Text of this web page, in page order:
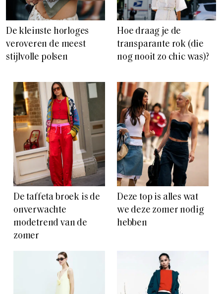
De kleinste horloges
veroveren de meest
stijlvolle polsen
Hoe draag je de
transparante rok (die
nog nooit zo chic was)?
De taffeta broek is de
onverwachte
modetrend van de
zomer
Deze top is alles wat
we deze zomer nodig
hebben